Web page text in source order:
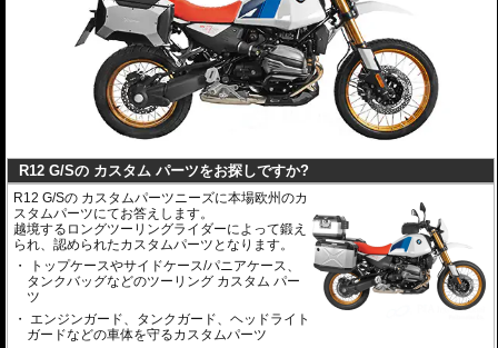
R12 G/Sの カスタム パーツをお探しですか?
R12 G/Sの カスタムパーツニーズに本場欧州のカ
スタムパーツにてお答えします。
越境するロングツーリングライダーによって鍛え
られ、認められたカスタムパーツとなります。
トップケースやサイドケース/パニアケース、
タンクバッグなどのツーリング カスタム パー
ツ
エンジンガード、タンクガード、ヘッドライト
ガードなどの車体を守るカスタムパーツ